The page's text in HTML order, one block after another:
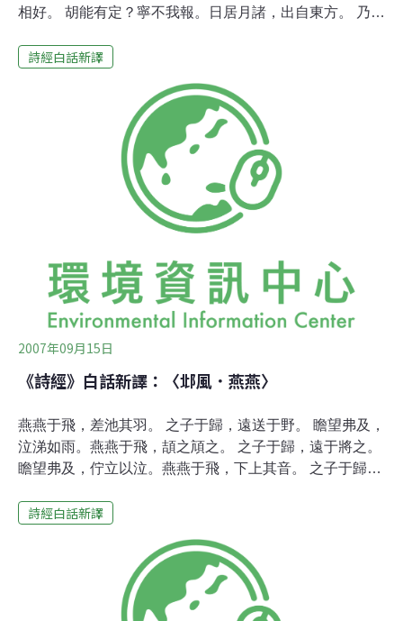
相好。 胡能有定？寧不我報。日居月諸，出自東方。 乃如
方自出。 父兮母兮，畜我不卒。 胡能有定？報我不述。太
我發誓不跟他在一起。 他的心猶豫不定，對我完全不照
應。太陽啊！月亮啊！照臨國土。 怎麼會有這種人？我發
誓不再愛他了。 他的心猶豫多疑，對我完全不珍惜。太陽
啊！月亮啊！升自東方。 怎麼會有這種人？沒有品格和天
朝三暮四，完全不講道理。
詩經白話新譯
2007年09月15日
《詩經》白話新譯：〈邶風．燕燕〉
燕燕于飛，差池其羽。 之子于歸，遠送于野。 瞻望弗及，
泣涕如雨。燕燕于飛，頡之頏之。 之子于歸，遠于將之。
瞻望弗及，佇立以泣。燕燕于飛，下上其音。 之子于歸，
終溫且惠，淑慎其身。 先君之思，以勖寡人。※「頡頏」
下如雨。小燕子飛翔，忽下忽上。 妹妹出嫁，送她到坡
詩經白話新譯